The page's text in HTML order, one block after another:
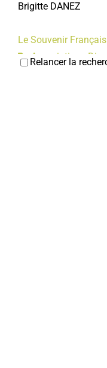
Brigitte DANEZ
Le Souvenir Français
Associations
Relancer la